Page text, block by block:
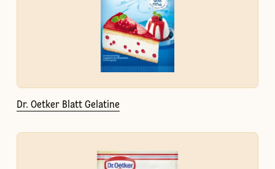
Dr. Oetker Blatt Gelatine